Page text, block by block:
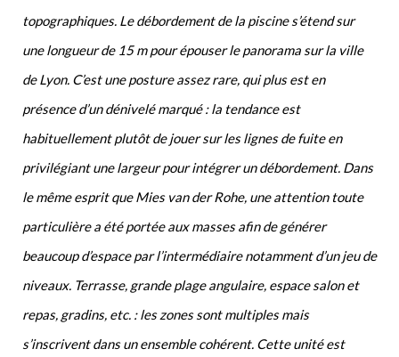
topographiques. Le débordement de la piscine s’étend sur
une longueur de 15 m pour épouser le panorama sur la ville
de Lyon. C’est une posture assez rare, qui plus est en
présence d’un dénivelé marqué : la tendance est
habituellement plutôt de jouer sur les lignes de fuite en
privilégiant une largeur pour intégrer un débordement. Dans
le même esprit que Mies van der Rohe, une attention toute
particulière a été portée aux masses afin de générer
beaucoup d’espace par l’intermédiaire notamment d’un jeu de
niveaux. Terrasse, grande plage angulaire, espace salon et
repas, gradins, etc. : les zones sont multiples mais
s’inscrivent dans un ensemble cohérent. Cette unité est